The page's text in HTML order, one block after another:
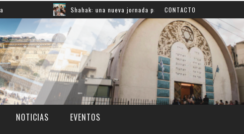
Shahak: una nueva jornada para reflexionar sobre la responsabilidad
CONTACTO
NOTICIAS EVENTOS